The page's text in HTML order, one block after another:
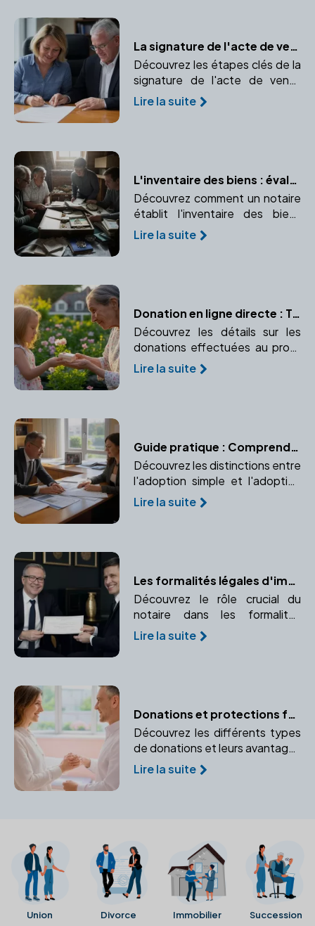
La signature de l'acte de vente définitif : Transfert de propriété en toute sécurité
Découvrez les étapes clés de la
signature de l'acte de vente
définitif et l'importance d'un
notaire dans ce processus.
Lire la suite
L'inventaire des biens : évaluer le patrimoine du défunt
Découvrez comment un notaire
établit l'inventaire des biens
pour une succession et
pourquoi un inventaire précis
Lire la suite
Donation en ligne directe : Tout ce que vous devez savoir
Découvrez les détails sur les
donations effectuées au profit
des descendants, avec leurs
implications fiscales. Apprenez
Lire la suite
Guide pratique : Comprendre les différents types d'adoption
Découvrez les distinctions entre
l'adoption simple et l'adoption
plénière, leurs implications
juridiques et leurs particularités.
Lire la suite
Les formalités légales d'immatriculation avec un notaire
Découvrez le rôle crucial du
notaire dans les formalités
d'immatriculation de votre
entreprise. Apprenez comment
Lire la suite
Donations et protections familiales : les conseils du notaire
Découvrez les différents types
de donations et leurs avantages
pour protéger votre famille. Un
notaire peut vous aider à
Lire la suite
Union Divorce Immobilier Succession